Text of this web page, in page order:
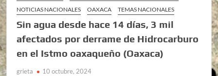
NOTICIAS NACIONALES
OAXACA TEMAS NACIONALES
Sin agua desde hace 14 días, 3 mil
afectados por derrame de Hidrocarburo
en el Istmo oaxaqueño (Oaxaca)
grieta 10 octubre, 2024